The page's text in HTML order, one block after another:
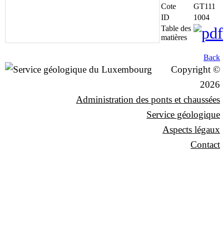
Cote
GT111
ID
1004
Table des
matières
Back
Copyright ©
2026
Administration des ponts et chaussées
Service géologique
Aspects légaux
Contact